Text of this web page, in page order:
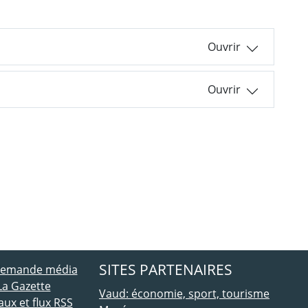
média
Gazette
et flux RSS
SITES PARTENAIRES
Vaud: économie, sport, tourisme